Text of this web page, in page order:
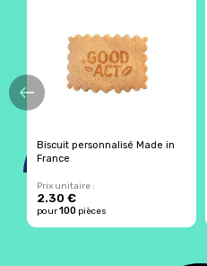
Biscuit personnalisé Made in
France
Prix unitaire :
2.30 €
pour100 pièces